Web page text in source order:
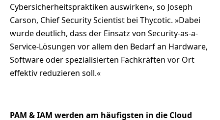
Cybersicherheitspraktiken auswirken«, so Joseph
Carson, Chief Security Scientist bei Thycotic. »Dabei
wurde deutlich, dass der Einsatz von Security-as-a-
Service-Lösungen vor allem den Bedarf an Hardware,
Software oder spezialisierten Fachkräften vor Ort
effektiv reduzieren soll.«
PAM & IAM werden am häufigsten in die Cloud